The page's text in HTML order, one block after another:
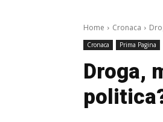
Home Cronaca
Cronaca Prima Pagina
Droga,